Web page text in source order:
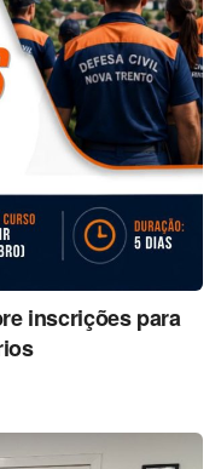
inscrições para